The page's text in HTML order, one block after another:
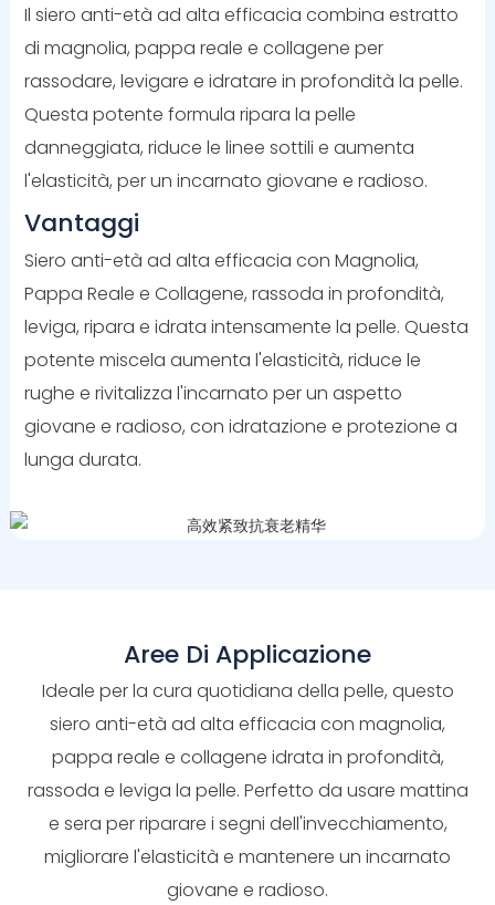
Il siero anti-età ad alta efficacia combina estratto
di magnolia, pappa reale e collagene per
rassodare, levigare e idratare in profondità la pelle.
Questa potente formula ripara la pelle
danneggiata, riduce le linee sottili e aumenta
l'elasticità, per un incarnato giovane e radioso.
Vantaggi
Siero anti-età ad alta efficacia con Magnolia,
Pappa Reale e Collagene, rassoda in profondità,
leviga, ripara e idrata intensamente la pelle. Questa
potente miscela aumenta l'elasticità, riduce le
rughe e rivitalizza l'incarnato per un aspetto
giovane e radioso, con idratazione e protezione a
lunga durata.
Aree Di Applicazione
Ideale per la cura quotidiana della pelle, questo
siero anti-età ad alta efficacia con magnolia,
pappa reale e collagene idrata in profondità,
rassoda e leviga la pelle. Perfetto da usare mattina
e sera per riparare i segni dell'invecchiamento,
migliorare l'elasticità e mantenere un incarnato
giovane e radioso.